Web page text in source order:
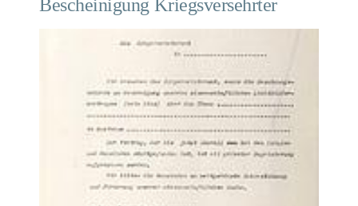
Bescheinigung Kriegsversehrter